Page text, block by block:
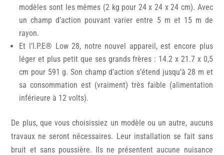
modèles sont les mêmes (2 kg pour 24 x 24 x 24 cm). Avec
un champ d’action pouvant varier entre 5 m et 15 m de
rayon.
Et l’I.P.E® Low 28, notre nouvel appareil, est encore plus
léger et plus petit que ses grands frères : 14.2 x 21.7 x 0,5
cm pour 591 g. Son champ d’action s’étend jusqu’à 28 m et
sa consommation est (vraiment) très faible (alimentation
inférieure à 12 volts).
De plus, que vous choisissiez un modèle ou un autre, aucuns
travaux ne seront nécessaires. Leur installation se fait sans
bruit et sans poussière. Ils ne présentent aucune nuisance